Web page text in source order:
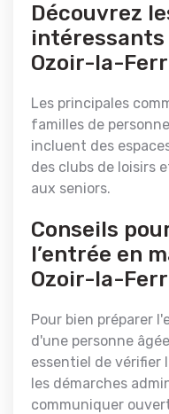
Découvrez
intéressants
Ozoir-la-
Les principales
familles de
incluent des
des clubs de loisirs
aux seniors.
Conseils
l’entrée en
Ozoir-la-
Pour bien préparer
d'une personne
essentiel de vérifier
les démarches
communiquer